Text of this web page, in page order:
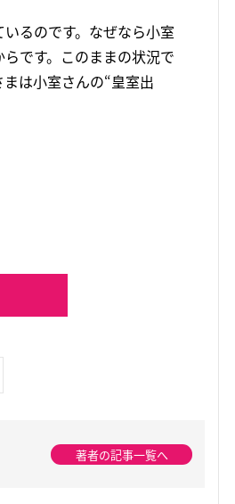
るのです。なぜなら小室
です。このままの状況で
は小室さんの“皇室出
著者の記事一覧へ